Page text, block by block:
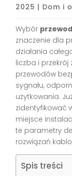
2025 | Dom i
Wybór
znaczenie dla
działania
liczba i przekrój
przewodów
sygnału,
użytkowania.
zidentyfikować
miejsce
te parametry
rozwiązań
Spis treści